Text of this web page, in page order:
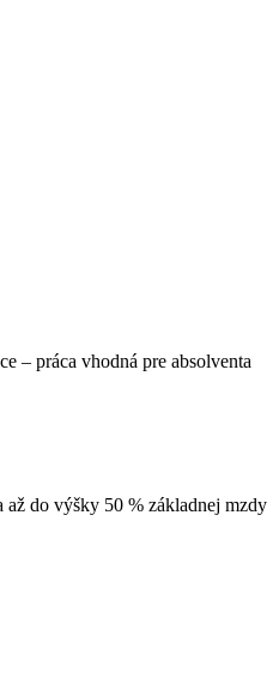
– práca vhodná pre absolventa
až do výšky 50 % základnej mzdy